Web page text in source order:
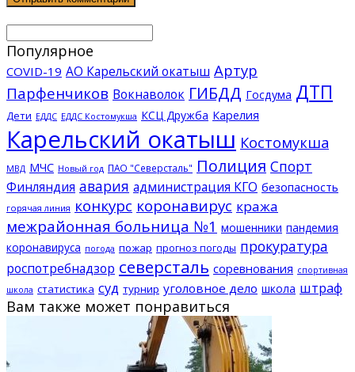
Популярное
COVID-19 АО Карельский окатыш Артур
Парфенчиков Вокнаволок ГИБДД Госдума ДТП
Дети ЕДДС ЕДДС Костомукша КСЦ Дружба Карелия
Карельский окатыш Костомукша
МВД МЧС Новый год ПАО "Северсталь" Полиция Спорт
Финляндия авария администрация КГО безопасность
горячая линия конкурс коронавирус кража
межрайонная больница №1 мошенники пандемия
коронавируса погода пожар прогноз погоды прокуратура
роспотребнадзор северсталь соревнования спортивная
школа статистика суд турнир уголовное дело школа штраф
Вам также может понравиться